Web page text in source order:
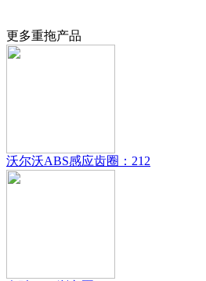
更多重拖产品
沃尔沃ABS感应齿圈：212